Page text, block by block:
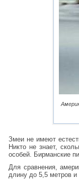
Змеи не имеют
Никто не знает,
особей. Бирманские
Для сравнения,
длину до 5,5 метров и